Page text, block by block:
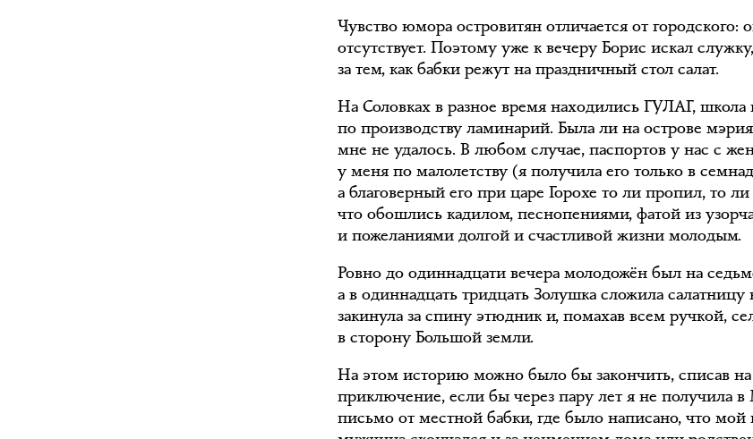
Чувство юмора островитян отличается от городского:
отсутствует. Поэтому уже к вечеру Борис искал
за тем, как бабки режут на праздничный стол салат.
На Соловках в разное время находились ГУЛАГ, школа
по производству ламинарий. Была ли на острове
мне не удалось. В любом случае, паспортов у нас с
у меня по малолетству (я получила его только в
а благоверный его при царе Горохе то ли пропил, то ли
что обошлись кадилом, песнопениями, фатой из
и пожеланиями долгой и счастливой жизни молодым.
Ровно до одиннадцати вечера молодожён был на
а в одиннадцать тридцать Золушка сложила салатницу
закинула за спину этюдник и, помахав всем ручкой,
в сторону Большой земли.
На этом историю можно было бы закончить, списав
приключение, если бы через пару лет я не получила в
письмо от местной бабки, где было написано, что мой